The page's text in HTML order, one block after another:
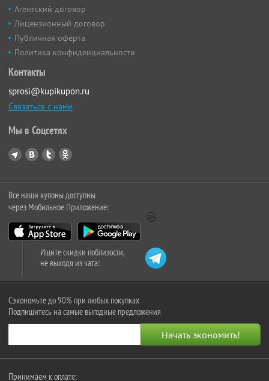
Агентский договор
Лицензионный договор
Публичная оферта
Политика конфиденциальности
Контакты
sprosi@kupikupon.ru
Связаться с нами
Мы в Соцсетях
Все наши купоны доступны
через Мобильное Приложение:
Ищите скидки поблизости,
не выходя из чата:
Сэкономьте до 90% при любых покупках
Подпишитесь на самые выгодные предложения
Принимаем к оплате: